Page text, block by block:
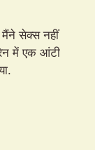
सेक्स नहीं
में एक आंटी